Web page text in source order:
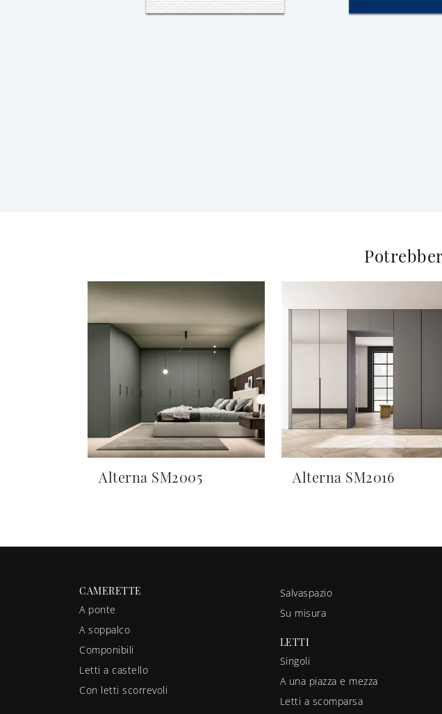
Alterna SM2005 Alterna SM2016
CAMERETTE
A ponte
A soppalco
Componibili
Letti a castello
Con letti scorrevoli
Salvaspazio
Su misura
LETTI
Singoli
A una piazza e mezza
Letti a scomparsa